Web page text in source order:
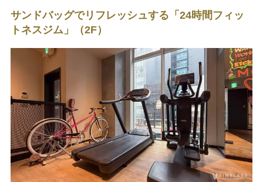
サンドバッグでリフレッシュする「24時間フィッ
トネスジム」（2F）